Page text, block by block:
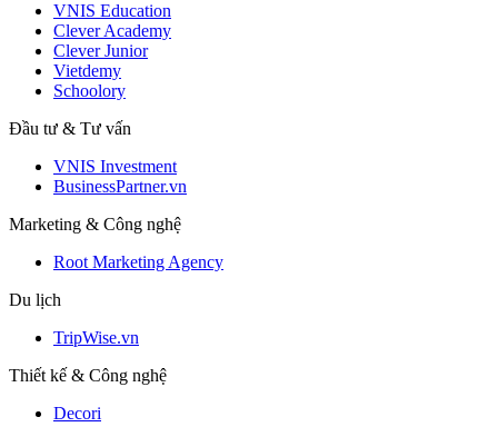
VNIS Education
Clever Academy
Clever Junior
Vietdemy
Schoolory
Đầu tư & Tư vấn
VNIS Investment
BusinessPartner.vn
Marketing & Công nghệ
Root Marketing Agency
Du lịch
TripWise.vn
Thiết kế & Công nghệ
Decori